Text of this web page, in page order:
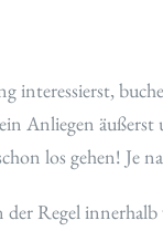
interessierst,
Anliegen
los gehen! Je
Regel